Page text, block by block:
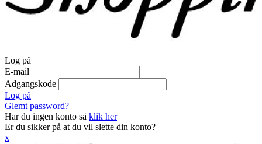
Log på
E-mail
Adgangskode
Log på
Glemt password?
Har du ingen konto så klik her
Er du sikker på at du vil slette din konto?
x